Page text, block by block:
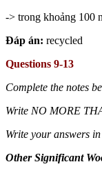
-> trong khoảng 100
Đáp án: recycled
Questions 9-13
Complete the notes
Write NO MORE
Write your answers
Other Significant